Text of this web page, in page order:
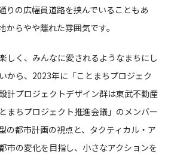
りの広幅員道路を挟んでいることもあ
からやや離れた雰囲気です。
しく、みんなに愛されるようなまちにし
いから、2023年に「ことまちプロジェク
計プロジェクトデザイン群は東武不動産
まちプロジェクト推進会議」のメンバー
の都市計画の視点と、タクティカル・ア
市の変化を目指し、小さなアクションを